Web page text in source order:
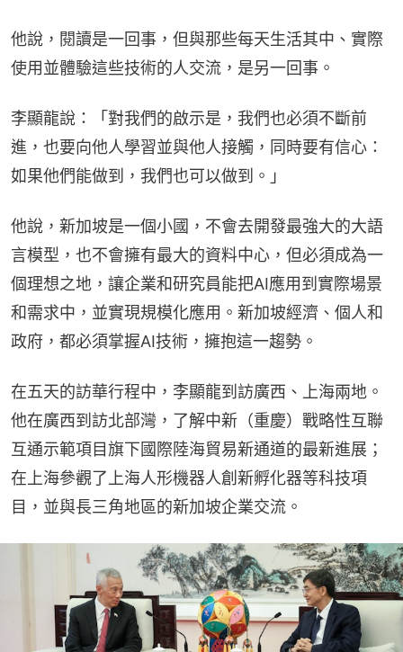
他說，閱讀是一回事，但與那些每天生活其中、實際
使用並體驗這些技術的人交流，是另一回事。
李顯龍說：「對我們的啟示是，我們也必須不斷前
進，也要向他人學習並與他人接觸，同時要有信心：
如果他們能做到，我們也可以做到。」
他說，新加坡是一個小國，不會去開發最強大的大語
言模型，也不會擁有最大的資料中心，但必須成為一
個理想之地，讓企業和研究員能把AI應用到實際場景
和需求中，並實現規模化應用。新加坡經濟、個人和
政府，都必須掌握AI技術，擁抱這一趨勢。
在五天的訪華行程中，李顯龍到訪廣西、上海兩地。
他在廣西到訪北部灣，了解中新（重慶）戰略性互聯
互通示範項目旗下國際陸海貿易新通道的最新進展；
在上海參觀了上海人形機器人創新孵化器等科技項
目，並與長三角地區的新加坡企業交流。